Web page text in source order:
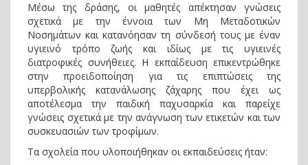
Μέσω της δράσης, οι μαθητές απέκτησαν γνώσεις
σχετικά με την έννοια των Μη Μεταδοτικών
Νοσημάτων και κατανόησαν τη σύνδεσή τους με έναν
υγιεινό τρόπο ζωής και ιδίως με τις υγιεινές
διατροφικές συνήθειες. Η εκπαίδευση επικεντρώθηκε
στην προειδοποίηση για τις επιπτώσεις της
υπερβολικής κατανάλωσης ζάχαρης που έχει ως
αποτέλεσμα την παιδική παχυσαρκία και παρείχε
γνώσεις σχετικά με την ανάγνωση των ετικετών και των
συσκευασιών των τροφίμων.
Τα σχολεία που υλοποιήθηκαν οι εκπαιδεύσεις ήταν: